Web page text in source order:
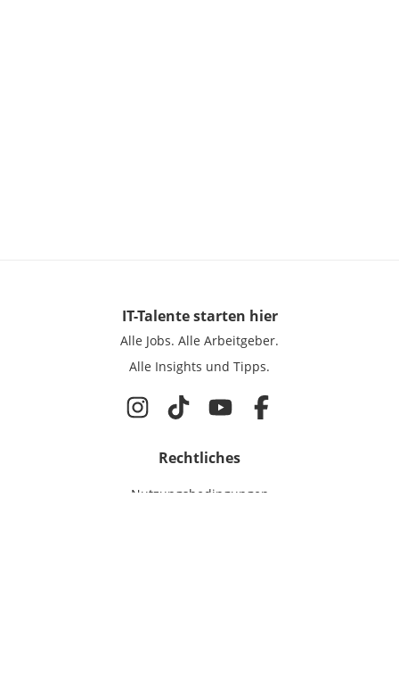
IT-Talentestarten hier
Alle Jobs. Alle Arbeitgeber.
Alle Insights und Tipps.
Rechtliches
Nutzungsbedingungen